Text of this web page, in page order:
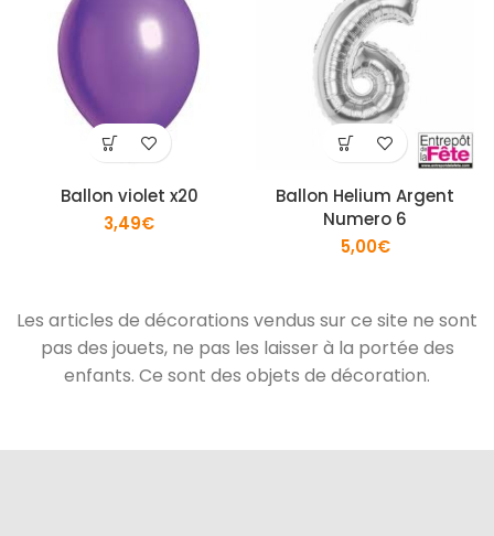
Ballon violet x20
3,49€
Ballon Helium Argent
Numero 6
5,00€
Les articles de décorations vendus sur ce site ne sont
pas des jouets, ne pas les laisser à la portée des
enfants. Ce sont des objets de décoration.